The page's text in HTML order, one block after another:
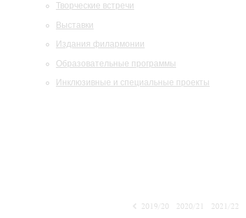
Творческие встречи
Выставки
Издания филармонии
Образовательные программы
Инклюзивные и специальные проекты
2019/20
2020/21 2021/22